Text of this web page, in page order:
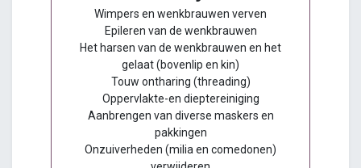
Wimpers en wenkbrauwen verven
Epileren van de wenkbrauwen
Het harsen van de wenkbrauwen en het
gelaat (bovenlip en kin)
Touw ontharing (threading)
Oppervlakte-en dieptereiniging
Aanbrengen van diverse maskers en
pakkingen
Onzuiverheden (milia en comedonen)